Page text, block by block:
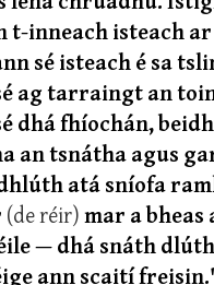
t-inneach isteach
sé isteach é sa
ag tarraingt an
dhá fhíochán,
an tsnátha agus
atá sníofa
(de réir)mar a bheas
— dhá snáth
ann scaití